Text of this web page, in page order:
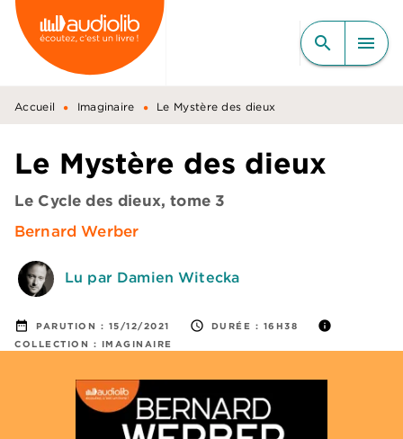
MENU RECHERCHE
CONTENU
PIED DE PAGE
search menu
Accueil • Imaginaire • Le Mystère des dieux
Le Mystère des dieux
Le Cycle des dieux, tome 3
Bernard Werber
Lu par Damien Witecka
date_range PARUTION : 15/12/2021 access_time DURÉE : 16H38 info
COLLECTION : IMAGINAIRE